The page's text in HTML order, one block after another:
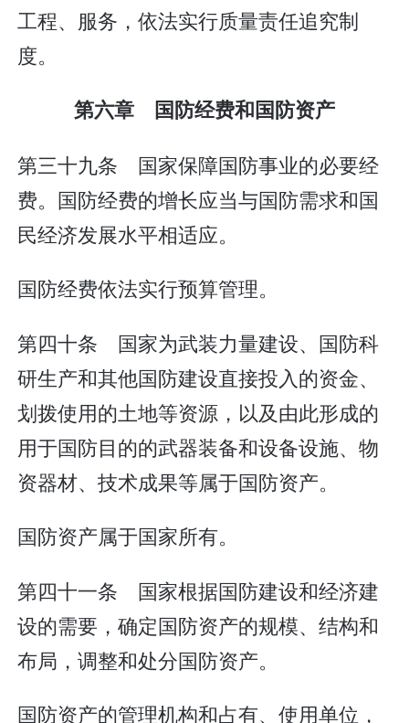
工程、服务，依法实行质量责任追究制
度。
第六章 国防经费和国防资产
第三十九条 国家保障国防事业的必要经
费。国防经费的增长应当与国防需求和国
民经济发展水平相适应。
国防经费依法实行预算管理。
第四十条 国家为武装力量建设、国防科
研生产和其他国防建设直接投入的资金、
划拨使用的土地等资源，以及由此形成的
用于国防目的的武器装备和设备设施、物
资器材、技术成果等属于国防资产。
国防资产属于国家所有。
第四十一条 国家根据国防建设和经济建
设的需要，确定国防资产的规模、结构和
布局，调整和处分国防资产。
国防资产的管理机构和占有、使用单位，